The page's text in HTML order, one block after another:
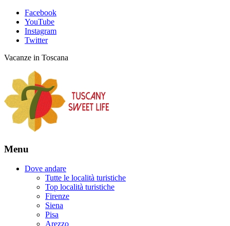
Facebook
YouTube
Instagram
Twitter
Vacanze in Toscana
Menu
Dove andare
Tutte le località turistiche
Top località turistiche
Firenze
Siena
Pisa
Arezzo